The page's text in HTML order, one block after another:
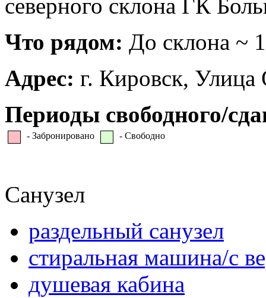
северного склона ГК
Что рядом: До склона ~
Адрес: г. Кировск,
Периоды свободного/
- Забронировано - Свободно
Санузел
раздельный санузел
стиральная машина/с
душевая кабина